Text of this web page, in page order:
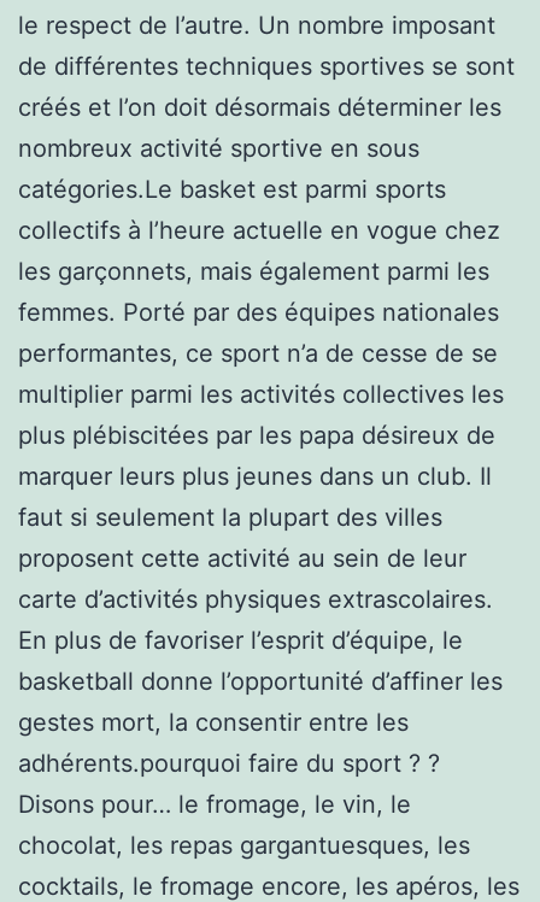
le respect de l’autre. Un nombre imposant
de différentes techniques sportives se sont
créés et l’on doit désormais déterminer les
nombreux activité sportive en sous
catégories.Le basket est parmi sports
collectifs à l’heure actuelle en vogue chez
les garçonnets, mais également parmi les
femmes. Porté par des équipes nationales
performantes, ce sport n’a de cesse de se
multiplier parmi les activités collectives les
plus plébiscitées par les papa désireux de
marquer leurs plus jeunes dans un club. Il
faut si seulement la plupart des villes
proposent cette activité au sein de leur
carte d’activités physiques extrascolaires.
En plus de favoriser l’esprit d’équipe, le
basketball donne l’opportunité d’affiner les
gestes mort, la consentir entre les
adhérents.pourquoi faire du sport ? ?
Disons pour… le fromage, le vin, le
chocolat, les repas gargantuesques, les
cocktails, le fromage encore, les apéros, les